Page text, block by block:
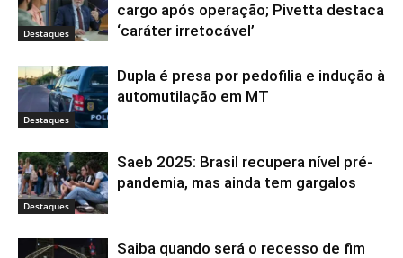
Destaques
cargo após operação; Pivetta destaca
‘caráter irretocável’
Destaques
Dupla é presa por pedofilia e indução à
automutilação em MT
Destaques
Saeb 2025: Brasil recupera nível pré-
pandemia, mas ainda tem gargalos
Saiba quando será o recesso de fim